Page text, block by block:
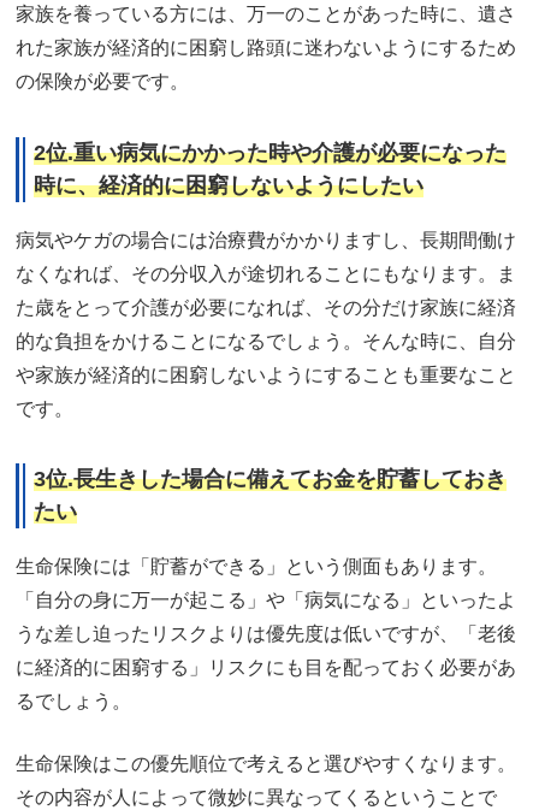
家族を養っている方には、万一のことがあった時に、遺さ
れた家族が経済的に困窮し路頭に迷わないようにするため
の保険が必要です。
2位.重い病気にかかった時や介護が必要になった
時に、経済的に困窮しないようにしたい
病気やケガの場合には治療費がかかりますし、長期間働け
なくなれば、その分収入が途切れることにもなります。ま
た歳をとって介護が必要になれば、その分だけ家族に経済
的な負担をかけることになるでしょう。そんな時に、自分
や家族が経済的に困窮しないようにすることも重要なこと
です。
3位.長生きした場合に備えてお金を貯蓄しておき
たい
生命保険には「貯蓄ができる」という側面もあります。
「自分の身に万一が起こる」や「病気になる」といったよ
うな差し迫ったリスクよりは優先度は低いですが、「老後
に経済的に困窮する」リスクにも目を配っておく必要があ
るでしょう。
生命保険はこの優先順位で考えると選びやすくなります。
その内容が人によって微妙に異なってくるということで